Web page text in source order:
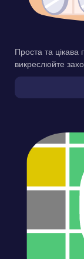
Проста та цікава
викреслюйте